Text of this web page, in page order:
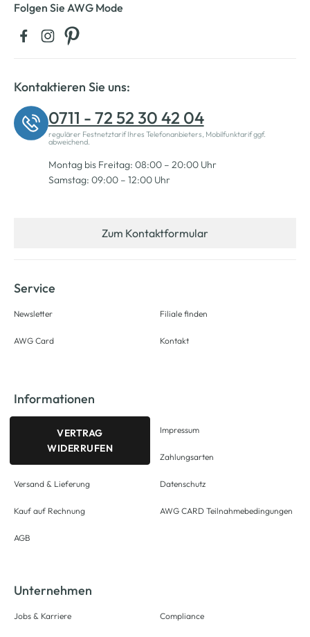
Folgen Sie AWG Mode
Kontaktieren Sie uns:
0711 - 72 52 30 42 04
regulärer Festnetztarif Ihres Telefonanbieters, Mobilfunktarif ggf.
abweichend.
Montag bis Freitag: 08:00 – 20:00 Uhr
Samstag: 09:00 – 12:00 Uhr
Zum Kontaktformular
Service
Newsletter
AWG Card
Filiale finden
Kontakt
Informationen
VERTRAG
WIDERRUFEN
Versand & Lieferung
Kauf auf Rechnung
AGB
Impressum
Zahlungsarten
Datenschutz
AWG CARD Teilnahmebedingungen
Unternehmen
Jobs & Karriere Compliance